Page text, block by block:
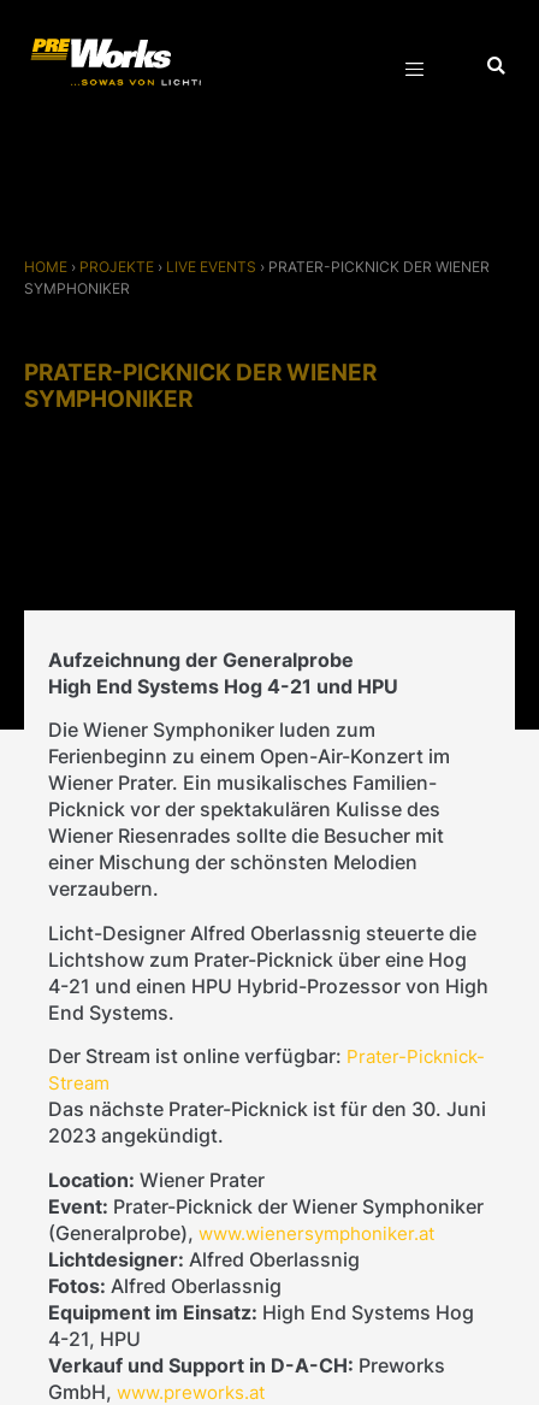
HOME › PROJEKTE › LIVE EVENTS › PRATER-PICKNICK DER WIENER
SYMPHONIKER
PRATER-PICKNICK DER WIENER
SYMPHONIKER
Aufzeichnung der Generalprobe
High End Systems Hog 4-21 und HPU
Die Wiener Symphoniker luden zum
Ferienbeginn zu einem Open-Air-Konzert im
Wiener Prater. Ein musikalisches Familien-
Picknick vor der spektakulären Kulisse des
Wiener Riesenrades sollte die Besucher mit
einer Mischung der schönsten Melodien
verzaubern.
Licht-Designer Alfred Oberlassnig steuerte die
Lichtshow zum Prater-Picknick über eine Hog
4-21 und einen HPU Hybrid-Prozessor von High
End Systems.
Der Stream ist online verfügbar: Prater-Picknick-
Stream
Das nächste Prater-Picknick ist für den 30. Juni
2023 angekündigt.
Location: Wiener Prater
Event: Prater-Picknick der Wiener Symphoniker
(Generalprobe), www.wienersymphoniker.at
Lichtdesigner: Alfred Oberlassnig
Fotos: Alfred Oberlassnig
Equipment im Einsatz: High End Systems Hog
4-21, HPU
Verkauf und Support in D-A-CH: Preworks
GmbH, www.preworks.at